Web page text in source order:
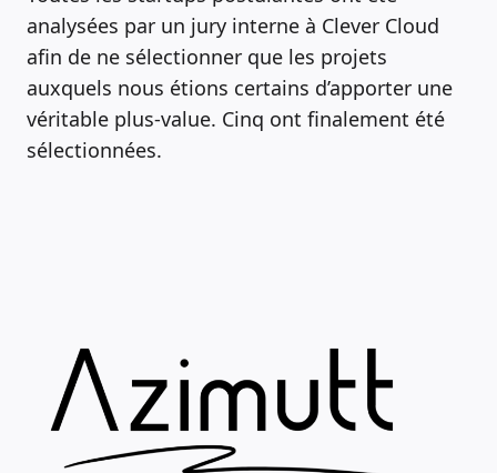
analysées par un jury interne à Clever Cloud
afin de ne sélectionner que les projets
auxquels nous étions certains d’apporter une
véritable plus-value. Cinq ont finalement été
sélectionnées.